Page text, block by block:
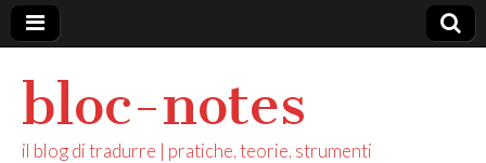
bloc-notes
il blog di tradurre | pratiche, teorie, strumenti